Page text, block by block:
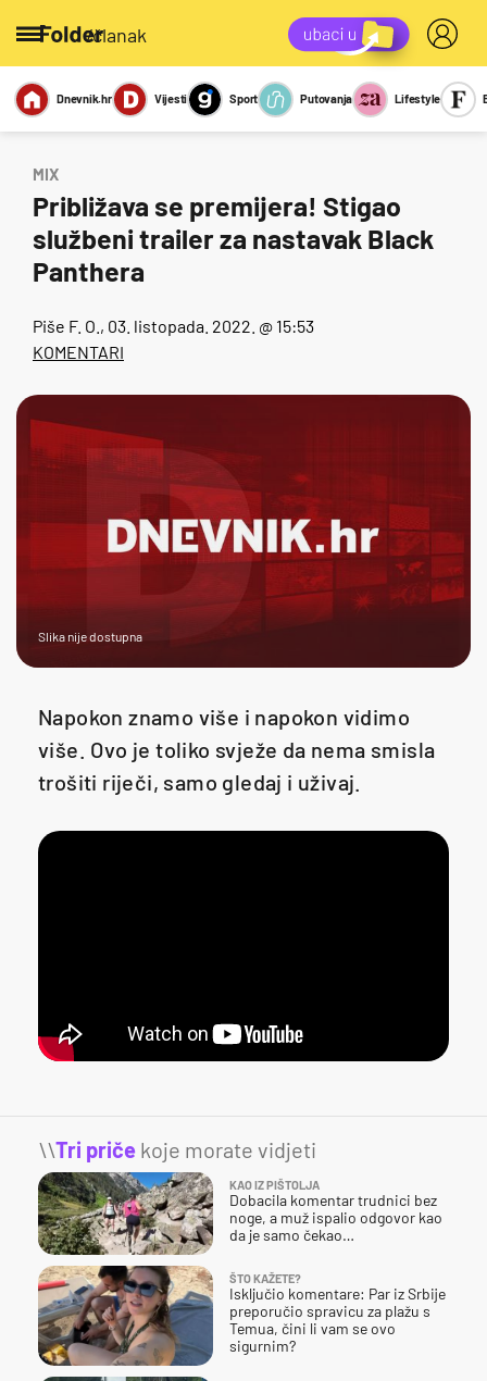
/članak
Miks Kviz
Report
Sexy
Dnevnik.hr Vijesti Sport Putovanja Lifestyle
MIX
Približava se premijera! Stigao
službeni trailer za nastavak Black
Panthera
Piše F. O. , 03. listopada. 2022. @ 15:53
KOMENTARI
Slika nije dostupna
Napokon znamo više i napokon vidimo
više. Ovo je toliko svježe da nema smisla
trošiti riječi, samo gledaj i uživaj.
\\Tri priče koje morate vidjeti
KAO IZ PIŠTOLJA
Dobacila komentar trudnici bez
noge, a muž ispalio odgovor kao
da je samo čekao…
ŠTO KAŽETE?
Isključio komentare: Par iz Srbije
preporučio spravicu za plažu s
Temua, čini li vam se ovo
sigurnim?